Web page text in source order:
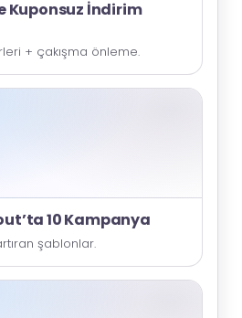
Kuponsuz İndirim
+ çakışma önleme.
10 Kampanya
şablonlar.